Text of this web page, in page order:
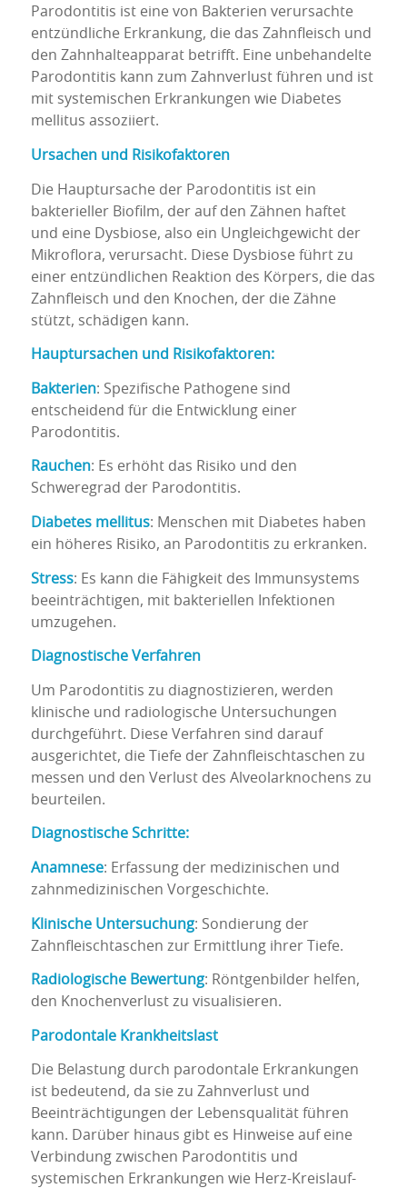
Parodontitis ist eine von Bakterien verursachte
entzündliche Erkrankung, die das Zahnfleisch und
den Zahnhalteapparat betrifft. Eine unbehandelte
Parodontitis kann zum Zahnverlust führen und ist
mit systemischen Erkrankungen wie Diabetes
mellitus assoziiert.
Ursachen und Risikofaktoren
Die Hauptursache der Parodontitis ist ein
bakterieller Biofilm, der auf den Zähnen haftet
und eine Dysbiose, also ein Ungleichgewicht der
Mikroflora, verursacht. Diese Dysbiose führt zu
einer entzündlichen Reaktion des Körpers, die das
Zahnfleisch und den Knochen, der die Zähne
stützt, schädigen kann.
Hauptursachen und Risikofaktoren:
Bakterien: Spezifische Pathogene sind
entscheidend für die Entwicklung einer
Parodontitis.
Rauchen: Es erhöht das Risiko und den
Schweregrad der Parodontitis.
Diabetes mellitus: Menschen mit Diabetes haben
ein höheres Risiko, an Parodontitis zu erkranken.
Stress: Es kann die Fähigkeit des Immunsystems
beeinträchtigen, mit bakteriellen Infektionen
umzugehen.
Diagnostische Verfahren
Um Parodontitis zu diagnostizieren, werden
klinische und radiologische Untersuchungen
durchgeführt. Diese Verfahren sind darauf
ausgerichtet, die Tiefe der Zahnfleischtaschen zu
messen und den Verlust des Alveolarknochens zu
beurteilen.
Diagnostische Schritte:
Anamnese: Erfassung der medizinischen und
zahnmedizinischen Vorgeschichte.
Klinische Untersuchung: Sondierung der
Zahnfleischtaschen zur Ermittlung ihrer Tiefe.
Radiologische Bewertung: Röntgenbilder helfen,
den Knochenverlust zu visualisieren.
Parodontale Krankheitslast
Die Belastung durch parodontale Erkrankungen
ist bedeutend, da sie zu Zahnverlust und
Beeinträchtigungen der Lebensqualität führen
kann. Darüber hinaus gibt es Hinweise auf eine
Verbindung zwischen Parodontitis und
systemischen Erkrankungen wie Herz-Kreislauf-